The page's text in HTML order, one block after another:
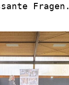
Fragen.